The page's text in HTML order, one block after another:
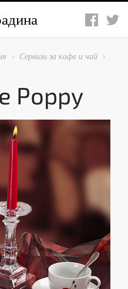
 Сервизи за кафе и чай 
Poppy